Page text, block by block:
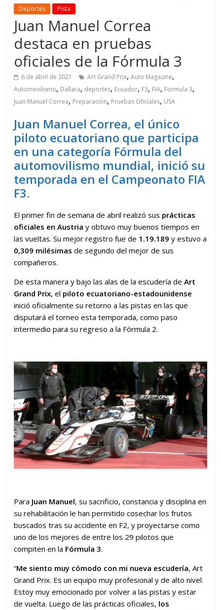
Deportes Pista
Juan Manuel Correa
destaca en pruebas
oficiales de la Fórmula 3
6 de abril de 2021 Art Grand Prix,Auto Magazine,
Automovilismo, Dallara, deportes, Ecuador, F3, FIA, Formula 3,
Juan Manuel Correa, Preparación, Pruebas Oficiales, USA
Juan Manuel Correa, el único
piloto ecuatoriano que participa
en una categoría Fórmula del
automovilismo mundial, inició su
temporada en el Campeonato FIA
F3.
El primer fin de semana de abril realizó sus prácticas
oficiales en Austria y obtuvo muy buenos tiempos en
las vueltas. Su mejor registro fue de 1.19.189 y estuvo a
0,309 milésimas de segundo del mejor de sus
compañeros.
De esta manera y bajo las alas de la escudería deArt
Grand Prix, el piloto ecuatoriano-estadounidense
inició oficialmente su retorno a las pistas en las que
disputará el torneo esta temporada, como paso
intermedio para su regreso a la Fórmula 2.
Para Juan Manuel, su sacrificio, constancia y disciplina en
su rehabilitación le han permitido cosechar los frutos
buscados tras su accidente en F2, y proyectarse como
uno de los mejores de entre los 29 pilotos que
compiten en la Fórmula 3.
“Me siento muy cómodo con mi nueva escudería, Art
Grand Prix. Es un equipo muy profesional y de alto nivel.
Estoy muy emocionado por volver a las pistas y estar
de vuelta. Luego de las prácticas oficiales, los